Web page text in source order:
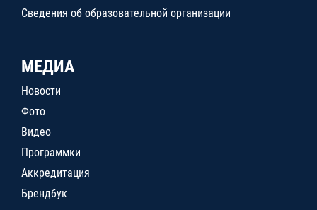
Сведения об образовательной организации
МЕДИА
Новости
Фото
Видео
Программки
Аккредитация
Брендбук